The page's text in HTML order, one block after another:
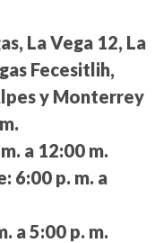
La Vega 12, La
Fecesitlih,
y Monterrey
a 12:00 m.
6:00 p. m. a
a 5:00 p. m.